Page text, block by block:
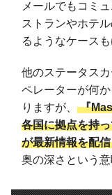
メールでもコミ
ストランやホテ
るようなケース
他のステータス
ペレーターが何
りますが、 『
各国に拠点を持
が最新情報を配
奥の深さという